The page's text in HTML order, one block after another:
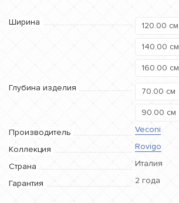
Ширина 120.00 см
140.00 см
160.00 см
Глубина изделия
70.00 см
90.00 см
Производитель
Veconi
Коллекция
Rovigo
Страна
Италия
Гарантия
2 года